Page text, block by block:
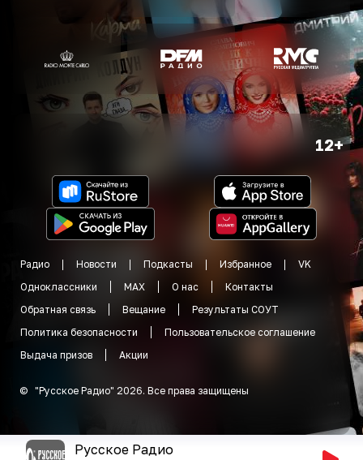
12+
Радио Новости Подкасты Избранное
VK
Одноклассники
MAX О нас
Контакты
Обратная связь
Вещание
Результаты СОУТ
Политика безопасности
Пользовательское соглашение
Выдача призов
Акции
© "Русское Радио" 2026. Все права защищены
Русское Радио